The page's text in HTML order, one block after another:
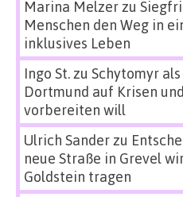
Marina Melzerzu
Menschen den Weg in
inklusives Leben
Ingo St.zu Schytomyr
Dortmund auf Krisen
vorbereiten will
Ulrich Sanderzu
neue Straße in Grevel
Goldstein tragen